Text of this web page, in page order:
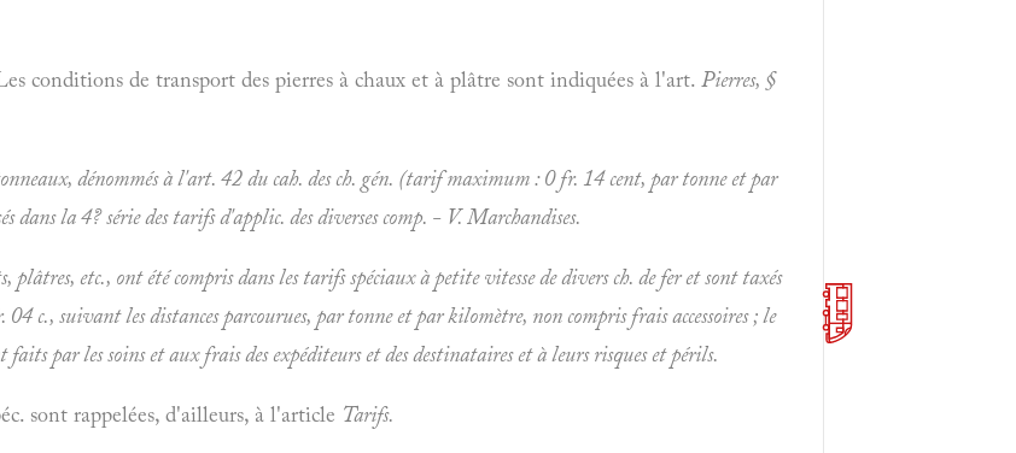
de transport des pierres à chaux et à plâtre sont indiquées à l'art. Pierres, §
dénommés à l'art. 42 du cah. des ch. gén. (tarif maximum : 0 fr. 14 cent, par tonne et par
dans la 4? série des tarifs d'applic. des diverses comp. - V.Marchandises.
plâtres, etc., ont été compris dans les tarifs spéciaux à petite vitesse de divers ch. de fer et sont taxés
c., suivant les distances parcourues, par tonne et par kilomètre, non compris frais accessoires ; le
par les soins et aux frais des expéditeurs et des destinataires et à leurs risques et périls.
sont rappelées, d'ailleurs, à l'article Tarifs.